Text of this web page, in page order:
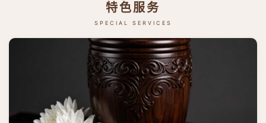
特色服务
SPECIAL SERVICES